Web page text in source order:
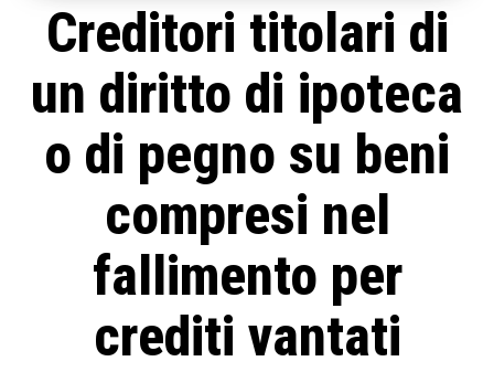
Creditori titolari di
un diritto di ipoteca
o di pegno su beni
compresi nel
fallimento per
crediti vantati